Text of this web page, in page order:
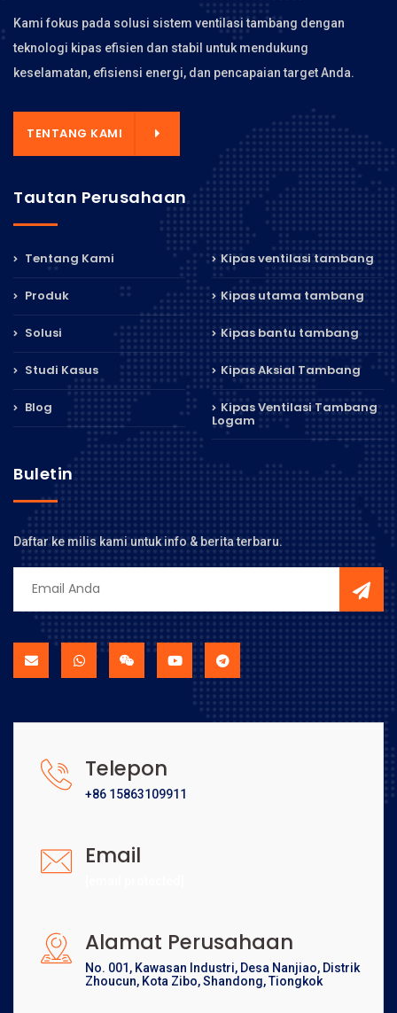
Kami fokus pada solusi sistem ventilasi tambang dengan
teknologi kipas efisien dan stabil untuk mendukung
keselamatan, efisiensi energi, dan pencapaian target Anda.
TENTANG KAMI
Tautan Perusahaan
Tentang Kami
Produk
Solusi
Studi Kasus
Blog
Kipas ventilasi tambang
Kipas utama tambang
Kipas bantu tambang
Kipas Aksial Tambang
Kipas Ventilasi Tambang
Logam
Buletin
Daftar ke milis kami untuk info & berita terbaru.
Telepon
+86 15863109911
Email
Alamat Perusahaan
No. 001, Kawasan Industri, Desa Nanjiao, Distrik
Zhoucun, Kota Zibo, Shandong, Tiongkok